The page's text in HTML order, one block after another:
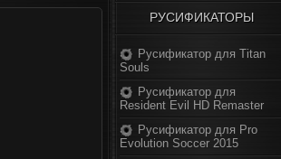
РУСИФИКАТОРЫ
Русификатор для Titan
Souls
Русификатор для
Resident Evil HD Remaster
Русификатор для Pro
Evolution Soccer 2015